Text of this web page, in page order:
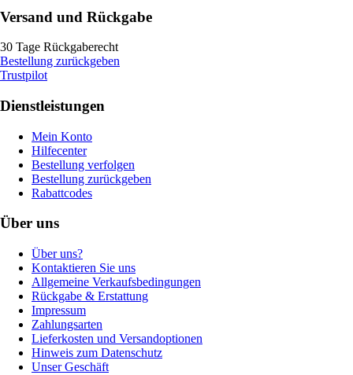
Versand und Rückgabe
30 Tage Rückgaberecht
Bestellung zurückgeben
Trustpilot
Dienstleistungen
Mein Konto
Hilfecenter
Bestellung verfolgen
Bestellung zurückgeben
Rabattcodes
Über uns
Über uns?
Kontaktieren Sie uns
Allgemeine Verkaufsbedingungen
Rückgabe & Erstattung
Impressum
Zahlungsarten
Lieferkosten und Versandoptionen
Hinweis zum Datenschutz
Unser Geschäft